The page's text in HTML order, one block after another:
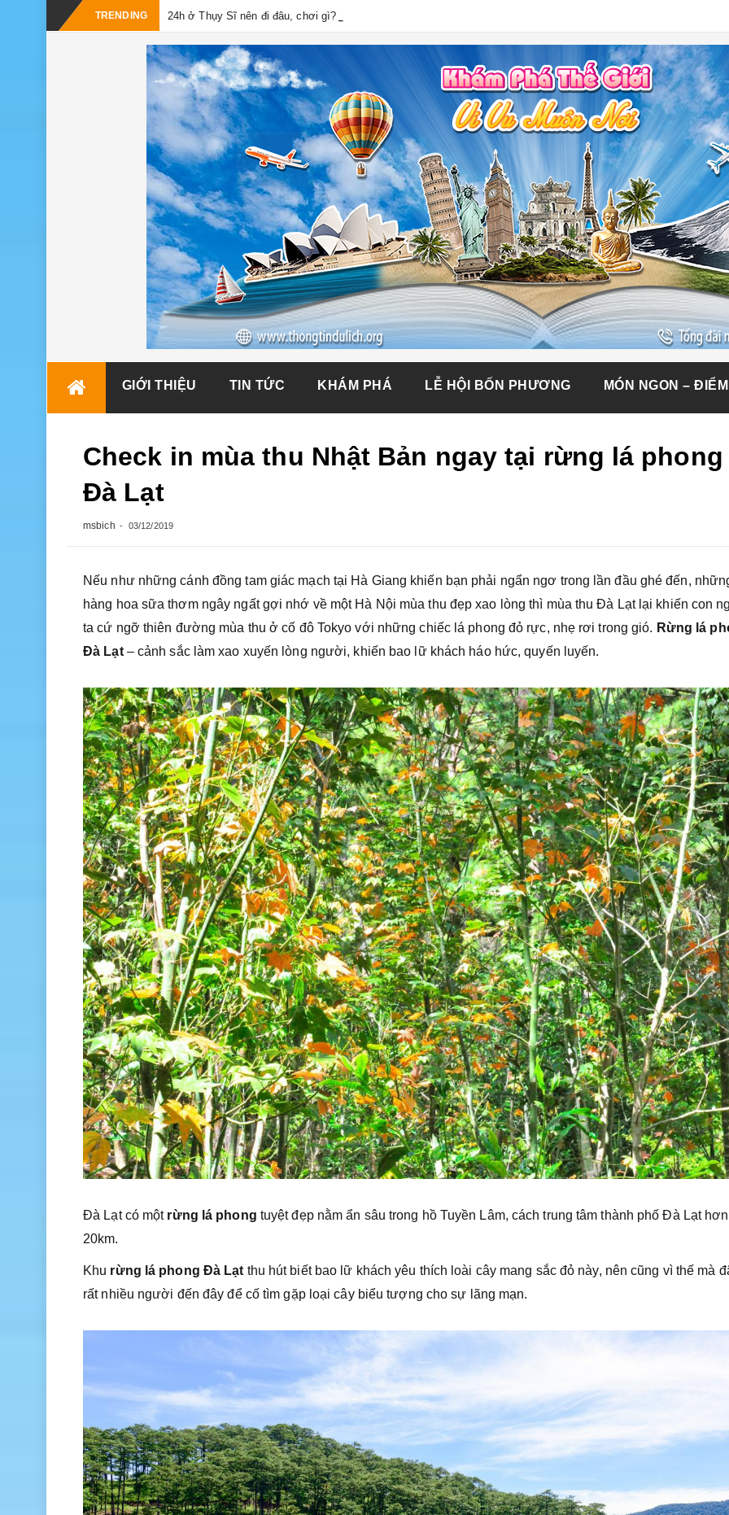
TRENDING 24h ở Thụy Sĩ nên đi đâu, chơi gì?
GIỚI THIỆU TIN TỨC KHÁM PHÁ LỄ HỘI BỐN PHƯƠNG MÓN NGON –
Check in mùa thu Nhật Bản ngay tại rừng lá phong
Đà Lạt
msbich 03/12/2019
Nếu như những cánh đồng tam giác mạch tại Hà Giang khiến bạn phải ngẩn ngơ trong lần đầu ghé đến,
hàng hoa sữa thơm ngây ngất gợi nhớ về một Hà Nội mùa thu đẹp xao lòng thì mùa thu Đà Lạt lại khiến con
ta cứ ngỡ thiên đường mùa thu ở cố đô Tokyo với những chiếc lá phong đỏ rực, nhẹ rơi trong gió. Rừng lá
Đà Lạt– cảnh sắc làm xao xuyến lòng người, khiến bao lữ khách háo hức, quyến luyến.
Đà Lạt có một rừng lá phong tuyệt đẹp nằm ẩn sâu trong hồ Tuyền Lâm, cách trung tâm thành phố Đà Lạt hơn
20km.
Khu rừng lá phong Đà Lạt thu hút biết bao lữ khách yêu thích loài cây mang sắc đỏ này, nên cũng vì thế mà
rất nhiều người đến đây để cố tìm gặp loại cây biểu tượng cho sự lãng mạn.